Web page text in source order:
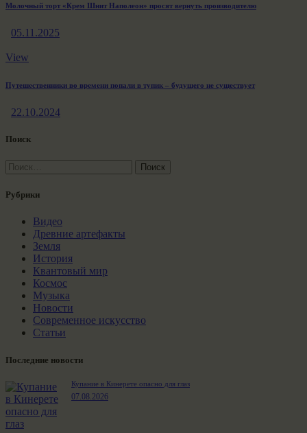
Молочный торт «Крем Шнит Наполеон» просят вернуть производителю
05.11.2025
View
Путешественники во времени попали в тупик – будущего не существует
22.10.2024
Поиск
Найти:
Рубрики
Видео
Древние артефакты
Земля
История
Квантовый мир
Космос
Музыка
Новости
Современное искусство
Статьи
Последние новости
Купание в Кинерете опасно для глаз
07.08.2026